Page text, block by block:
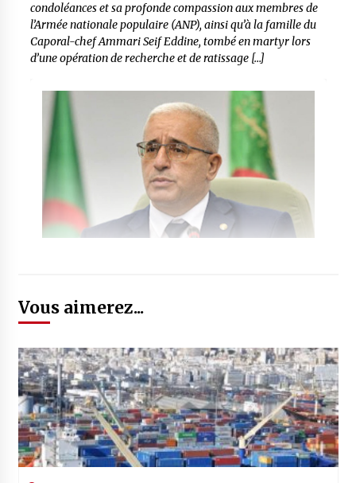
condoléances et sa profonde compassion aux membres de
l’Armée nationale populaire (ANP), ainsi qu’à la famille du
Caporal-chef Ammari Seif Eddine, tombé en martyr lors
d’une opération de recherche et de ratissage […]
Vous aimerez...